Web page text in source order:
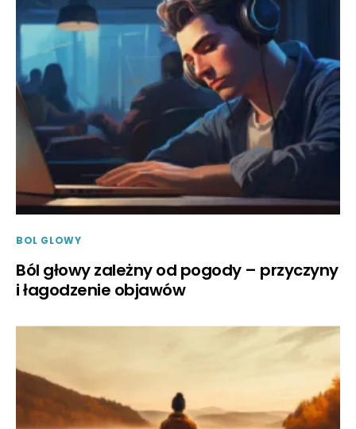
BOL GLOWY
Ból głowy zależny od pogody – przyczyny
i łagodzenie objawów